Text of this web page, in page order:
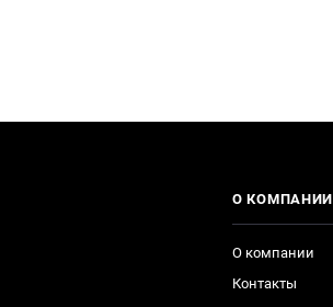
О КОМПАНИИ
О компании
Контакты